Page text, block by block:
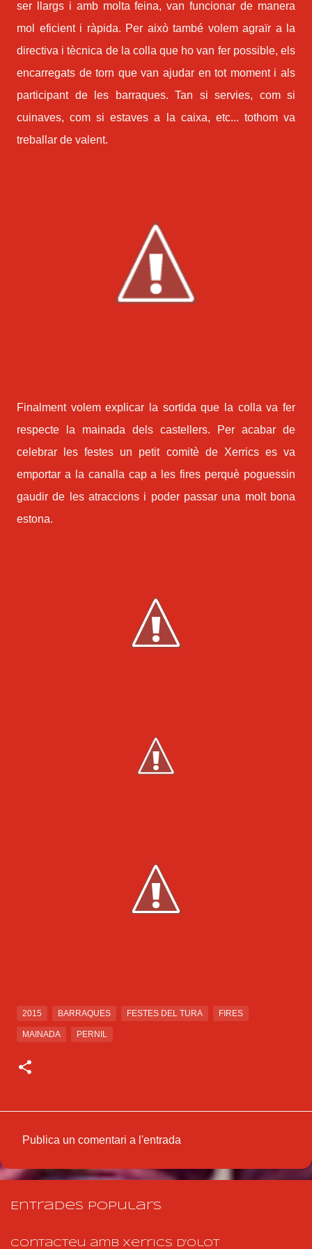
ser llargs i amb molta feina, van funcionar de manera
mol eficient i ràpida. Per això també volem agraïr a la
directiva i tècnica de la colla que ho van fer possible, els
encarregats de torn que van ajudar en tot moment i als
participant de les barraques. Tan si servies, com si
cuinaves, com si estaves a la caixa, etc... tothom va
treballar de valent.
Finalment volem explicar la sortida que la colla va fer
respecte la mainada dels castellers. Per acabar de
celebrar les festes un petit comitè de Xerrics es va
emportar a la canalla cap a les fires perquè poguessin
gaudir de les atraccions i poder passar una molt bona
estona.
2015 BARRAQUES FESTES DEL TURA FIRES
MAINADA PERNIL
o
Publica un comentari a l'entrada
Entrades populars
Contacteu amb Xerrics d'Olot